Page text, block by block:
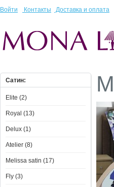
Войти Контакты Доставка и оплата
Сатин:
Elite (2)
Royal (13)
Delux (1)
Atelier (8)
Melissa satin (17)
Fly (3)